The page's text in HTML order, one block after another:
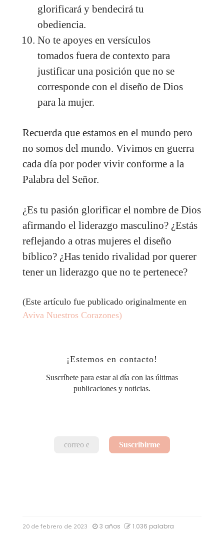
glorificará y bendecirá tu
obediencia.
No te apoyes en versículos
tomados fuera de contexto para
justificar una posición que no se
corresponde con el diseño de Dios
para la mujer.
Recuerda que estamos en el mundo pero
no somos del mundo. Vivimos en guerra
cada día por poder vivir conforme a la
Palabra del Señor.
¿Es tu pasión glorificar el nombre de Dios
afirmando el liderazgo masculino? ¿Estás
reflejando a otras mujeres el diseño
bíblico? ¿Has tenido rivalidad por querer
tener un liderazgo que no te pertenece?
(Este artículo fue publicado originalmente en
Aviva Nuestros Corazones)
¡Estemos en contacto!
Suscríbete para estar al día con las últimas
publicaciones y noticias.
20 de febrero de 2023 3 años 1.036 palabra